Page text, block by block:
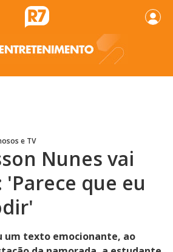
e TV
Nunes vai
'Parece que eu
um texto emocionante, ao